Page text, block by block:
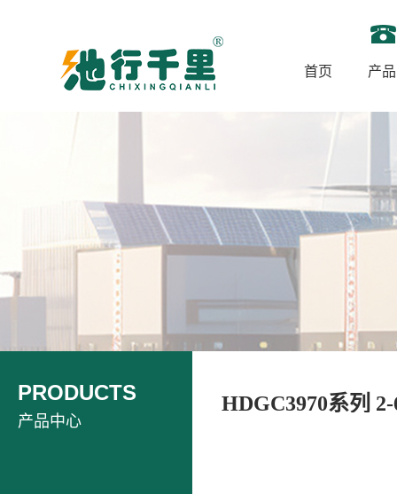
首页 产
产品中心
PRODUCTS HDGC3970系列